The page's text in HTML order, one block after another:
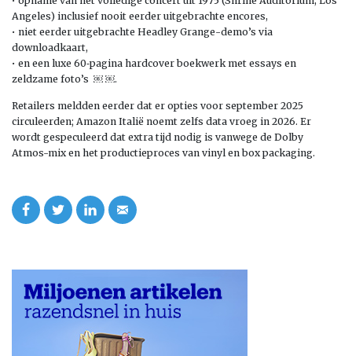
Angeles) inclusief nooit eerder uitgebrachte encores,
• niet eerder uitgebrachte Headley Grange-demo’s via
downloadkaart,
• en een luxe 60‑pagina hardcover boekwerk met essays en
zeldzame foto’s ￼ ￼.
Retailers meldden eerder dat er opties voor september 2025
circuleerden; Amazon Italië noemt zelfs data vroeg in 2026. Er
wordt gespeculeerd dat extra tijd nodig is vanwege de Dolby
Atmos-mix en het productieproces van vinyl en box packaging.